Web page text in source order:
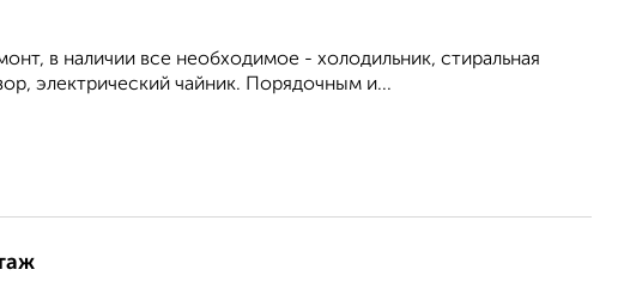
в наличии все необходимое - холодильник, стиральная
электрический чайник. Порядочным и...